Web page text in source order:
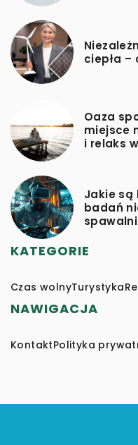
ciepła –
Oaza
miejsce
i relaks
Jakie są
badań
KATEGORIE
Czas wolnyTurystyka
NAWIGACJA
KontaktPolityka